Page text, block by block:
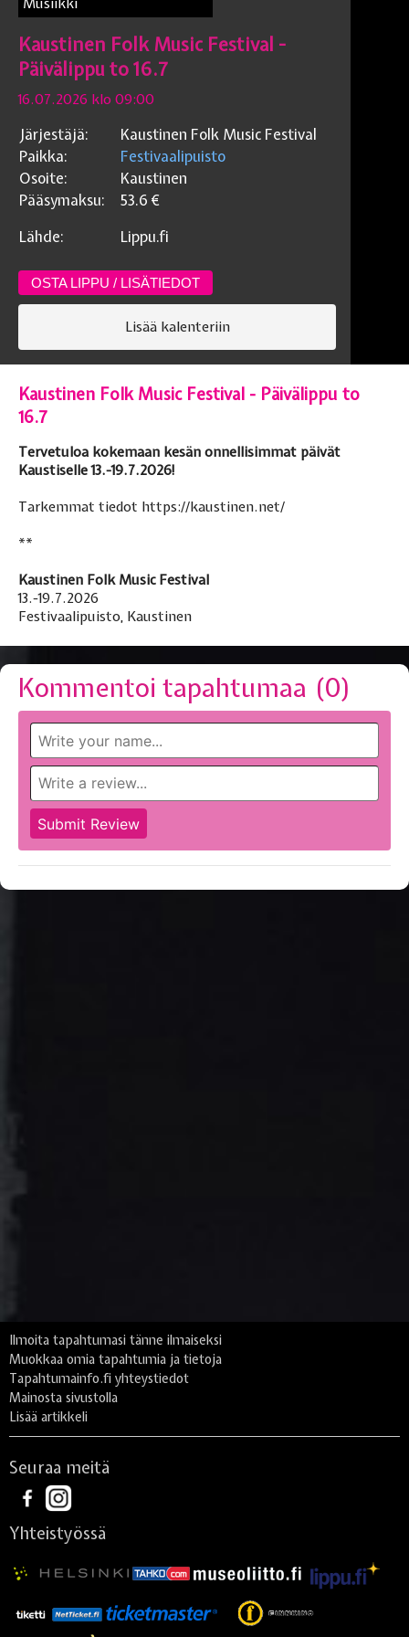
Musiikki
Kaustinen Folk Music Festival -
Päivälippu to 16.7
16.07.2026 klo 09:00
Järjestäjä:
Kaustinen Folk Music Festival
Paikka:
Festivaalipuisto
Osoite:
Kaustinen
Pääsymaksu:
53.6 €
Lähde:
Lippu.fi
OSTA LIPPU / LISÄTIEDOT
Lisää kalenteriin
Kaustinen Folk Music Festival - Päivälippu to
16.7
Tervetuloa kokemaan kesän onnellisimmat päivät
Kaustiselle 13.-19.7.2026!
Tarkemmat tiedot https://kaustinen.net/
**
Kaustinen Folk Music Festival
13.-19.7.2026
Festivaalipuisto, Kaustinen
Kommentoi tapahtumaa (0)
Ilmoita tapahtumasi tänne ilmaiseksi
Muokkaa omia tapahtumia ja tietoja
Tapahtumainfo.fi yhteystiedot
Mainosta sivustolla
Lisää artikkeli
Seuraa meitä
Yhteistyössä